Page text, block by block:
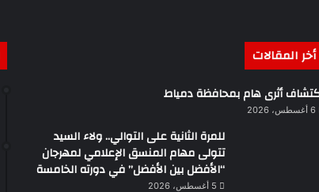
أخر المقالات
أثرى هام بمحافظة دمياط
6 أغسطس، 2026
للمرة الثانية على التوالي.. ولاء السيد
تتولى مهام المنسق الإعلامي لمهرجان
“الأفضل بين الأفضل” في دورته الخامسة
5 أغسطس، 2026